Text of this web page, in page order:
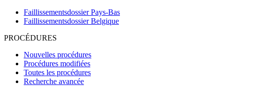
Faillissementsdossier Pays-Bas
Faillissementsdossier Belgique
PROCÉDURES
Nouvelles procédures
Procédures modifiées
Toutes les procédures
Recherche avancée